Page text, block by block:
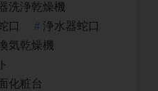
洗浄乾燥機
口
浄水器蛇口
気乾燥機
化粧台